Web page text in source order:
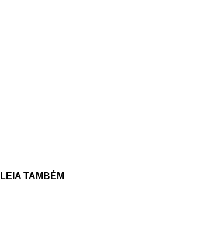
LEIA TAMBÉM